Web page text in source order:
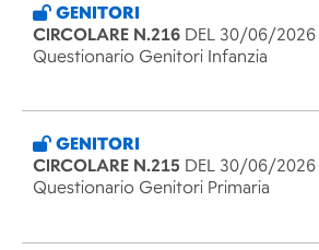
GENITORI
CIRCOLARE N.216 DEL 30/06/2026
Questionario Genitori Infanzia
GENITORI
CIRCOLARE N.215 DEL 30/06/2026
Questionario Genitori Primaria